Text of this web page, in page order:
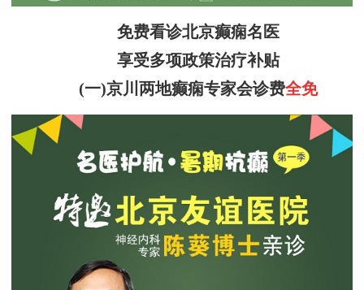
免费看诊北京癫痫名医
享受多项政策治疗补贴
(一)京川两地癫痫专家会诊费全免